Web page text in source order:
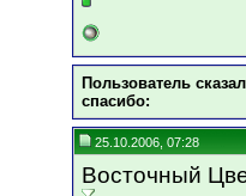
Пользователь сказал
cпасибо:
25.10.2006, 07:28
Восточный